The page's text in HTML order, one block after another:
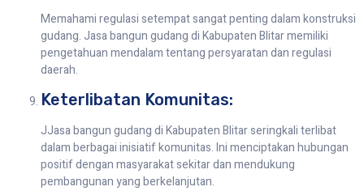
Memahami regulasi setempat sangat penting dalam konstruksi
gudang. Jasa bangun gudang di Kabupaten Blitar memiliki
pengetahuan mendalam tentang persyaratan dan regulasi
daerah.
Keterlibatan Komunitas:
JJasa bangun gudang di Kabupaten Blitar seringkali terlibat
dalam berbagai inisiatif komunitas. Ini menciptakan hubungan
positif dengan masyarakat sekitar dan mendukung
pembangunan yang berkelanjutan.